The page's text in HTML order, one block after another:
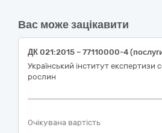
Вас може зацікавити
Український інститут експертизи
рослин
Очікувана вартість